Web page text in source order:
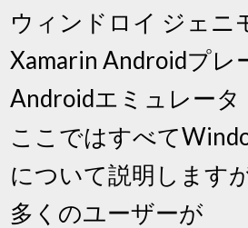
ウィンドロイ ジェニ
Xamarin Androidプレ
Androidエミュレータ
ここではすべて
について説明します
多くのユーザーが